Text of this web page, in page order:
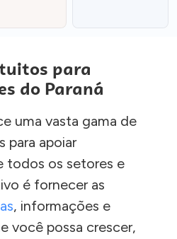
para
do Paraná
uma vasta gama de
para apoiar
todos os setores e
é fornecer as
, informações e
você possa crescer,